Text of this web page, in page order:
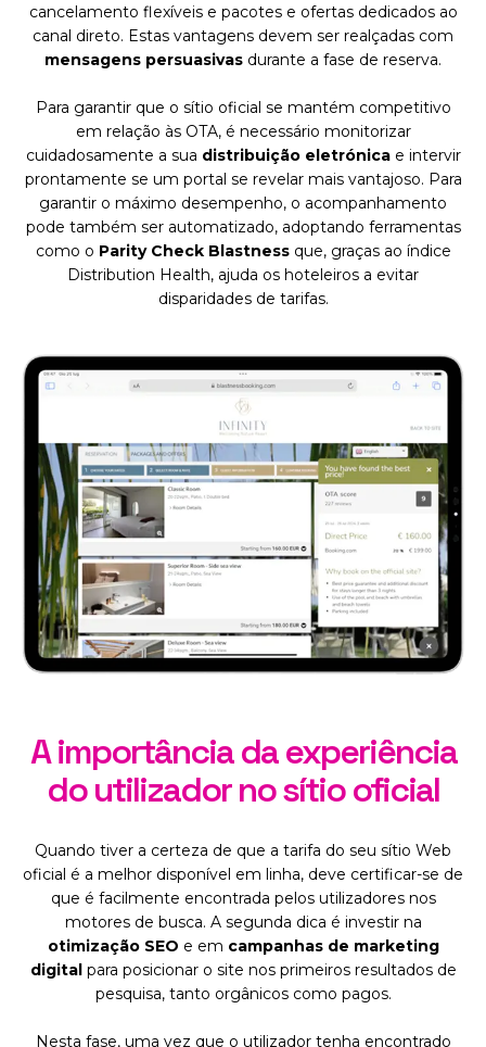
cancelamento flexíveis e pacotes e ofertas dedicados ao
canal direto. Estas vantagens devem ser realçadas com
mensagens persuasivas durante a fase de reserva.
Para garantir que o sítio oficial se mantém competitivo
em relação às OTA, é necessário monitorizar
cuidadosamente a sua distribuição eletrónicae intervir
prontamente se um portal se revelar mais vantajoso. Para
garantir o máximo desempenho, o acompanhamento
pode também ser automatizado, adoptando ferramentas
como o Parity Check Blastnessque, graças ao índice
Distribution Health, ajuda os hoteleiros a evitar
disparidades de tarifas.
A importância da experiência
do utilizador no sítio oficial
Quando tiver a certeza de que a tarifa do seu sítio Web
oficial é a melhor disponível em linha, deve certificar-se de
que é facilmente encontrada pelos utilizadores nos
motores de busca. A segunda dica é investir na
otimização SEO e em campanhas de marketing
digital para posicionar o site nos primeiros resultados de
pesquisa, tanto orgânicos como pagos.
Nesta fase, uma vez que o utilizador tenha encontrado